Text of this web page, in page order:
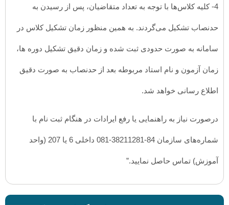
4- کلیه کلاس‌ها با توجه به تعداد متقاضیان، پس از رسیدن به
حدنصاب تشکیل می‌گردند. به همین منظور زمان تشکیل کلاس در
سامانه به صورت حدودی ثبت شده و زمان دقیق تشکیل دوره ها،
زمان آزمون و نام استاد مربوطه بعد از حدنصاب به صورت دقیق
اطلاع رسانی خواهد شد.
درصورت نیاز به راهنمایی یا رفع ایرادات در هنگام ثبت نام با
شماره‌های سازمان 84-38211281-081 داخلی 6 یا 207 (واحد
آموزش) تماس حاصل نمایید.”